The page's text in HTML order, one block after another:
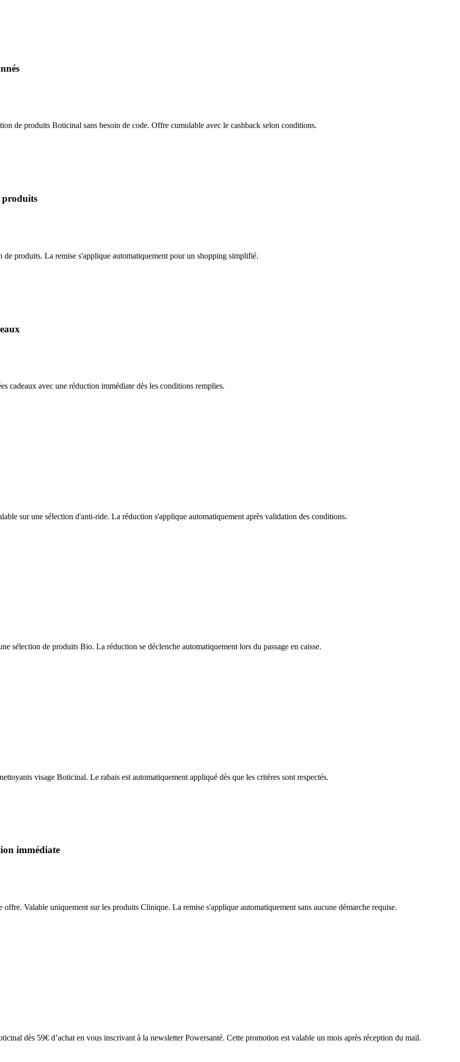
de produits Boticinal sans besoin de code. Offre cumulable avec le cashback selon conditions.
produits
produits. La remise s'applique automatiquement pour un shopping simplifié.
cadeaux avec une réduction immédiate dès les conditions remplies.
sur une sélection d'anti-ride. La réduction s'applique automatiquement après validation des conditions.
sélection de produits Bio. La réduction se déclenche automatiquement lors du passage en caisse.
visage Boticinal. Le rabais est automatiquement appliqué dès que les critères sont respectés.
immédiate
Valable uniquement sur les produits Clinique. La remise s'applique automatiquement sans aucune démarche requise.
dès 59€ d’achat en vous inscrivant à la newsletter Powersanté. Cette promotion est valable un mois après réception du mail.